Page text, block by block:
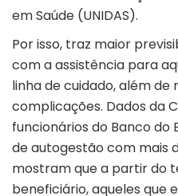
em Saúde (UNIDAS).
Por isso, traz maior
com a assistência para
linha de cuidado, além de
complicações. Dados da
funcionários do Banco do
de autogestão com mais
mostram que a partir do
beneficiário, aqueles que